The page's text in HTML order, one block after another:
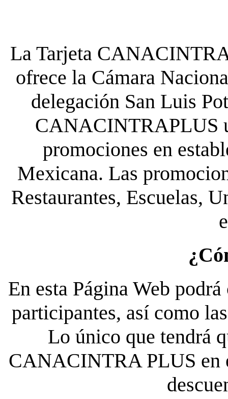
La Tarjeta
ofrece la Cámara
delegación San Luis
CANACINTRAPLUS
promociones en
Mexicana. Las
Restaurantes, Escuelas,
En esta Página Web
participantes, así como
Lo único que tendrá
CANACINTRA PLUS en